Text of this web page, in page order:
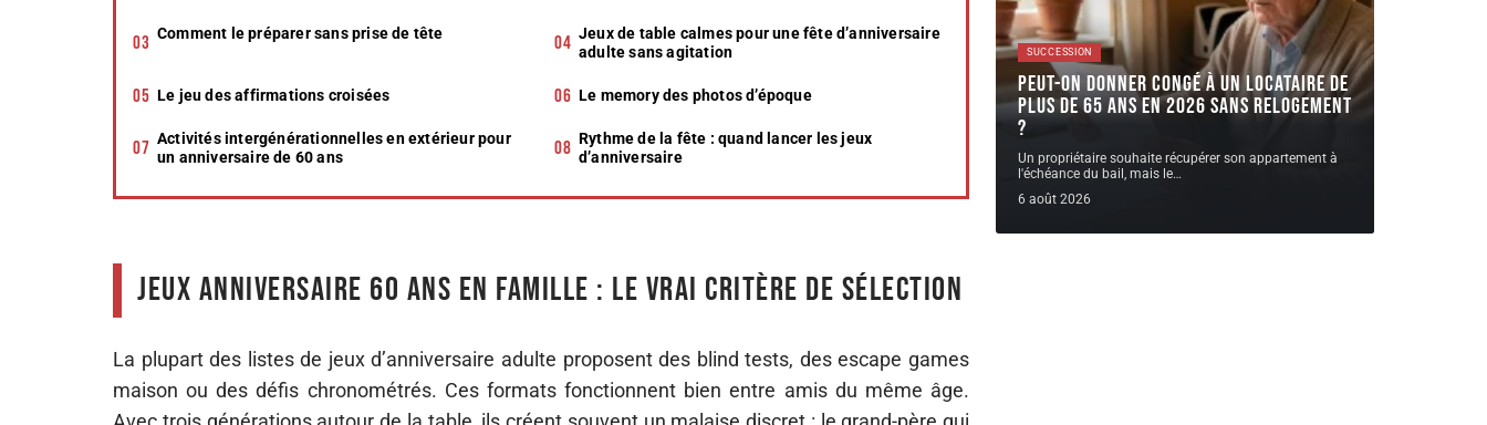
Comment le préparer sans prise de tête
Jeux de table calmes pour une fête d’anniversaire
adulte sans agitation
Le jeu des affirmations croisées Le memory des photos d’époque
Activités intergénérationnelles en extérieur pour
un anniversaire de 60 ans
Rythme de la fête : quand lancer les jeux
d’anniversaire
Jeux anniversaire 60 ans en famille : le vrai critère de sélection
La plupart des listes de jeux d’anniversaire adulte proposent des blind tests, des escape games
maison ou des défis chronométrés. Ces formats fonctionnent bien entre amis du même âge.
SUCCESSION
Peut-on donner congé à un locataire de
plus de 65 ans en 2026 sans relogement
?
Un propriétaire souhaite récupérer son appartement à
l'échéance du bail, mais le…
6 août 2026